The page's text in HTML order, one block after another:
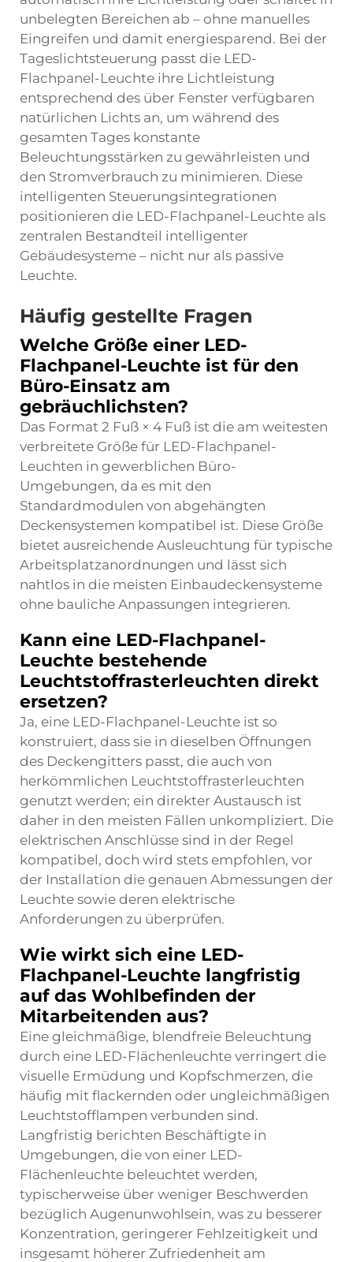
unbelegten Bereichen ab – ohne manuelles
Eingreifen und damit energiesparend. Bei der
Tageslichtsteuerung passt die LED-
Flachpanel-Leuchte ihre Lichtleistung
entsprechend des über Fenster verfügbaren
natürlichen Lichts an, um während des
gesamten Tages konstante
Beleuchtungsstärken zu gewährleisten und
den Stromverbrauch zu minimieren. Diese
intelligenten Steuerungsintegrationen
positionieren die LED-Flachpanel-Leuchte als
zentralen Bestandteil intelligenter
Gebäudesysteme – nicht nur als passive
Leuchte.
Häufig gestellte Fragen
Welche Größe einer LED-
Flachpanel-Leuchte ist für den
Büro-Einsatz am
gebräuchlichsten?
Das Format 2 Fuß × 4 Fuß ist die am weitesten
verbreitete Größe für LED-Flachpanel-
Leuchten in gewerblichen Büro-
Umgebungen, da es mit den
Standardmodulen von abgehängten
Deckensystemen kompatibel ist. Diese Größe
bietet ausreichende Ausleuchtung für typische
Arbeitsplatzanordnungen und lässt sich
nahtlos in die meisten Einbaudeckensysteme
ohne bauliche Anpassungen integrieren.
Kann eine LED-Flachpanel-
Leuchte bestehende
Leuchtstoffrasterleuchten direkt
ersetzen?
Ja, eine LED-Flachpanel-Leuchte ist so
konstruiert, dass sie in dieselben Öffnungen
des Deckengitters passt, die auch von
herkömmlichen Leuchtstoffrasterleuchten
genutzt werden; ein direkter Austausch ist
daher in den meisten Fällen unkompliziert. Die
elektrischen Anschlüsse sind in der Regel
kompatibel, doch wird stets empfohlen, vor
der Installation die genauen Abmessungen der
Leuchte sowie deren elektrische
Anforderungen zu überprüfen.
Wie wirkt sich eine LED-
Flachpanel-Leuchte langfristig
auf das Wohlbefinden der
Mitarbeitenden aus?
Eine gleichmäßige, blendfreie Beleuchtung
durch eine LED-Flächenleuchte verringert die
visuelle Ermüdung und Kopfschmerzen, die
häufig mit flackernden oder ungleichmäßigen
Leuchtstofflampen verbunden sind.
Langfristig berichten Beschäftigte in
Umgebungen, die von einer LED-
Flächenleuchte beleuchtet werden,
typischerweise über weniger Beschwerden
bezüglich Augenunwohlsein, was zu besserer
Konzentration, geringerer Fehlzeitigkeit und
insgesamt höherer Zufriedenheit am